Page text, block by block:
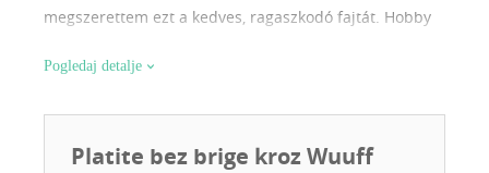
megszerettem ezt a kedves, ragaszkodó fajtát. Hobby
kiállításokra nem tudok elmenni), de mindig örömmel
Pogledaj detalje
Platite bez brige kroz Wuuff